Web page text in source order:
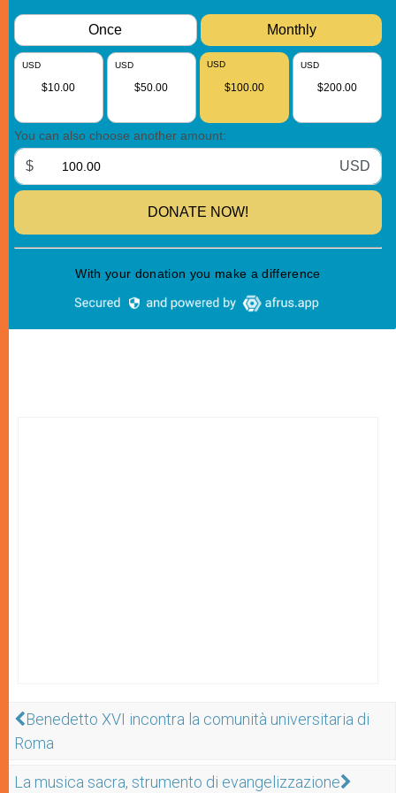
Benedetto XVI incontra la comunità universitaria di
Roma
La musica sacra, strumento di evangelizzazione